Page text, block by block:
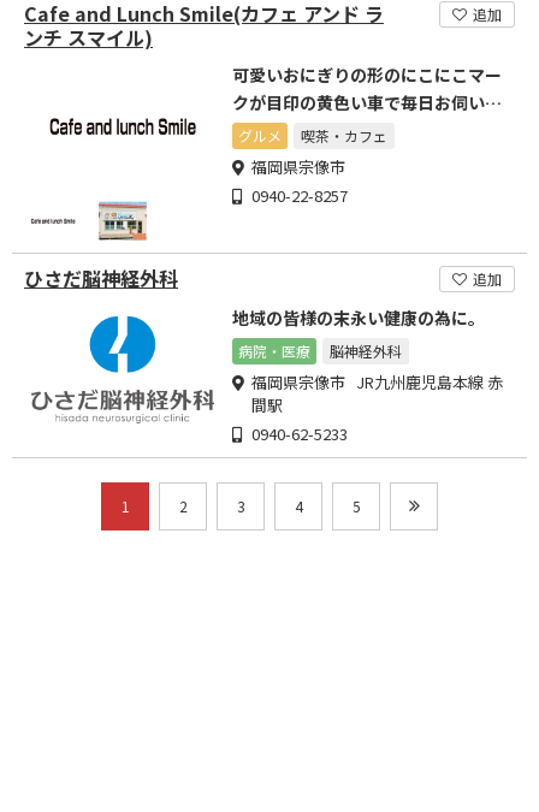
Cafe and Lunch Smile(カフェ アンド ラ
ンチ スマイル)
追加
可愛いおにぎりの形のにこにこマー
クが目印の黄色い車で毎日お伺いし
ます
グルメ 喫茶・カフェ
福岡県宗像市
0940-22-8257
ひさだ脳神経外科 追加
地域の皆様の末永い健康の為に。
病院・医療 脳神経外科
福岡県宗像市 JR九州鹿児島本線 赤
間駅
0940-62-5233
1 2 3 4 5